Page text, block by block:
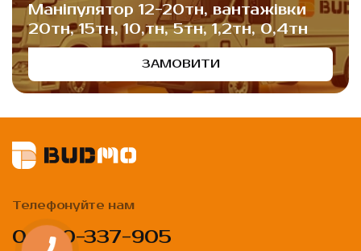
Маніпулятор 12-20тн, вантажівки
20тн, 15тн, 10,тн, 5тн, 1,2тн, 0,4тн
ЗАМОВИТИ
Телефонуйте нам
0 800-337-905